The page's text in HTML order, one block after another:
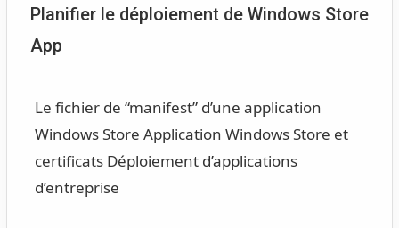
Planifier le déploiement de Windows Store
App
Le fichier de “manifest” d’une application
Windows Store Application Windows Store et
certificats Déploiement d’applications
d’entreprise